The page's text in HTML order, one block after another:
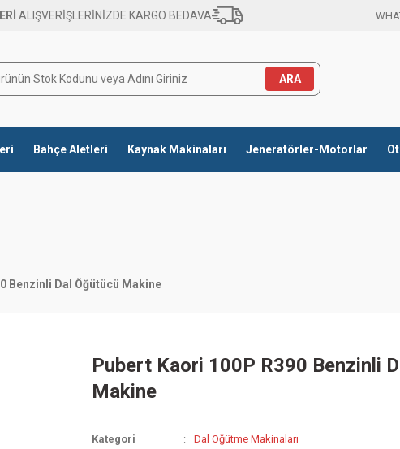
ALIŞVERİŞLERİNİZDE KARGO BEDAVA
ARA
Bahçe Aletleri Kaynak Makinaları Jeneratörler-Motorlar
Benzinli Dal Öğütücü Makine
Pubert Kaori 100P R390 Benzinli
Makine
Kategori
Dal Öğütme Makinaları